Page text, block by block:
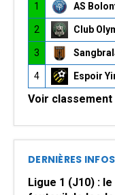
1 AS
2 Club
3
4 Espoir
Voir
DERNIÈRES INFOS
Ligue 1 (J10) :